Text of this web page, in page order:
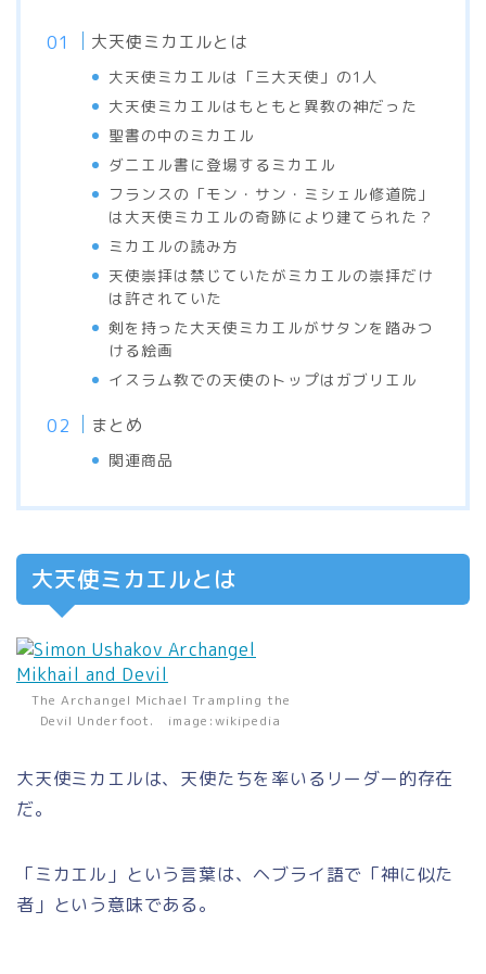
大天使ミカエルとは
大天使ミカエルは「三大天使」の1人
大天使ミカエルはもともと異教の神だった
聖書の中のミカエル
ダニエル書に登場するミカエル
フランスの「モン・サン・ミシェル修道院」
は大天使ミカエルの奇跡により建てられた？
ミカエルの読み方
天使崇拝は禁じていたがミカエルの崇拝だけ
は許されていた
剣を持った大天使ミカエルがサタンを踏みつ
ける絵画
イスラム教での天使のトップはガブリエル
まとめ
関連商品
大天使ミカエルとは
The Archangel Michael Trampling the
Devil Underfoot. image:wikipedia
大天使ミカエルは、天使たちを率いるリーダー的存在
だ。
「ミカエル」 という言葉は、ヘブライ語で 「神に似た
者」 という意味である。